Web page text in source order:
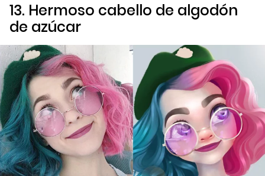
13. Hermoso cabello de algodón
de azúcar